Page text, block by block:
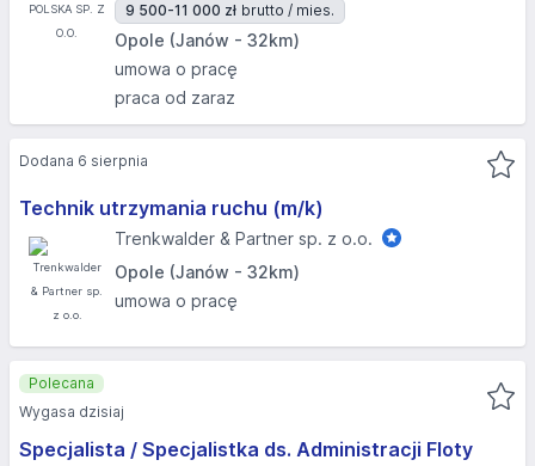
9 500-11 000 zł brutto / mies.
Opole (Janów - 32km)
umowa o pracę
praca od zaraz
Technik utrzymania ruchu (m/k)
Trenkwalder & Partner sp. z o.o.
Opole (Janów - 32km)
umowa o pracę
Dodana 6 sierpnia
Specjalista / Specjalistka ds. Administracji Floty
Polecana
Wygasa dzisiaj